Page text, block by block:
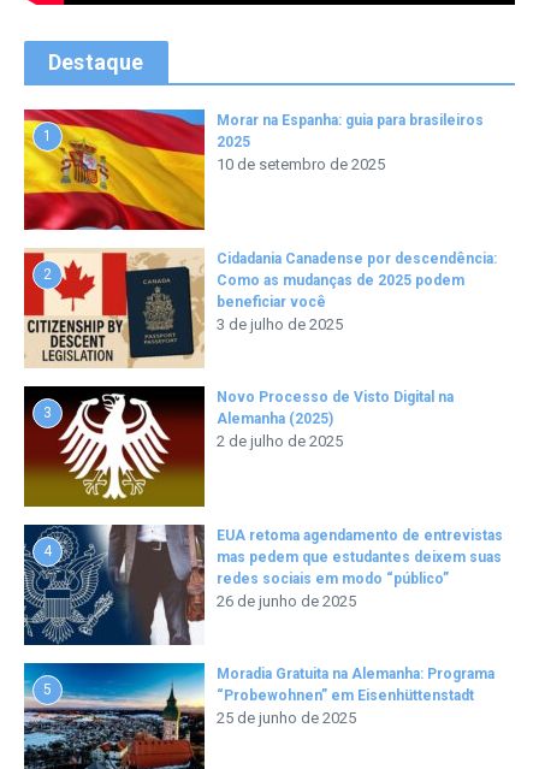
Destaque
1
Morar na Espanha: guia para brasileiros
2025
10 de setembro de 2025
2
Cidadania Canadense por descendência:
Como as mudanças de 2025 podem
beneficiar você
3 de julho de 2025
3
Novo Processo de Visto Digital na
Alemanha (2025)
2 de julho de 2025
4
EUA retoma agendamento de entrevistas
mas pedem que estudantes deixem suas
redes sociais em modo “público”
26 de junho de 2025
5
Moradia Gratuita na Alemanha: Programa
“Probewohnen” em Eisenhüttenstadt
25 de junho de 2025